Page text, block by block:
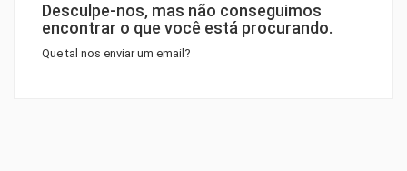
Desculpe-nos, mas não conseguimos
encontrar o que você está procurando.
Que tal nos enviar um email?